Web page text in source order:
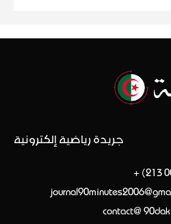
جريدة رياضية إلكترونية